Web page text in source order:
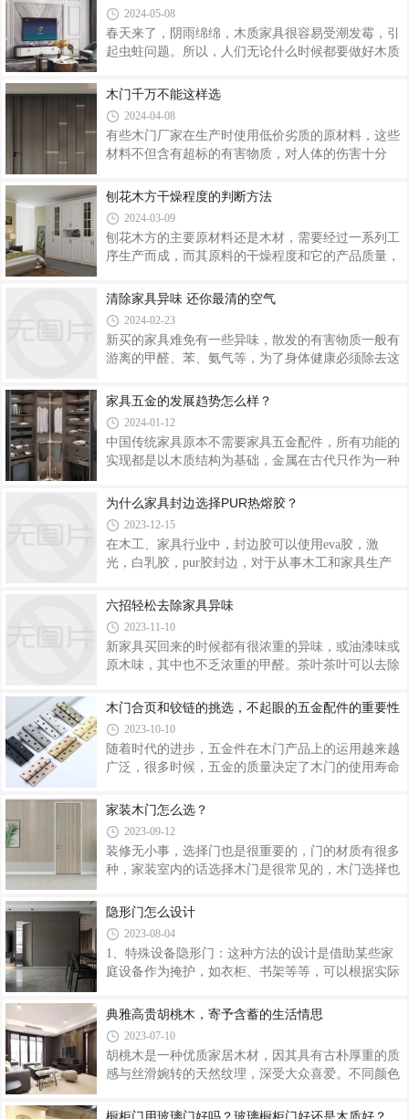
将水拧干。还可加装一层纱帘，在不遮挡阳光的同
艺、环保等方面进行了全方位的改进升级，板材性能
更加稳定！我们常见的颗粒板原料主要有杨木、桉
木、松木等，优质的颗粒板原料会采用以上原木，而
材边角料、锯末、树枝混合等，质量难以保证。我们
甄选优质原生料，五层结构定向铺装，物理性能更优
2024-05-08
春天来了，阴雨绵绵，木质家具很容易受潮发霉，引
起虫蛀问题。所以，人们无论什么时候都要做好木质
家具防虫大法吧！三招搞定木质家具虫蛀老化木质油
虫胶漆或清漆等涂料，对木质家具进行涂刷，使其彻
底与蛀虫隔绝，达到防蛀的目的。但是，要注意的
是：在涂刷时，木质家具的任何一个地方都要涂刷均
被虫蛀害时，可用敌敌畏和水以1∶5的比例配成药
液，用喷雾器全面喷射，让药液渗入家具内，要连
木门千万不能这样选
2024-04-08
有些木门厂家在生产时使用低价劣质的原材料，这些
材料不但含有超标的有害物质，对人体的伤害十分
挑选产品的时候闻到刺激性气味，有些商家会故意说
一定的气味，但并非这种刺激性强烈的气味，这样的
情况只能表明这套木门的甲醛含量严重超标，对身体
的危害很大，一般不推荐购买，一定要选购环保木
们的里面装饰，但市场上木门品牌繁多、工艺种类多
样，功能性选择多多，消费者如何选购木门产品，
刨花木方干燥程度的判断方法
2024-03-09
刨花木方的主要原材料还是木材，需要经过一系列工
序生产而成，而其原料的干燥程度和它的产品质量，
燥程度呢？可以称重量，这是直观鉴别木材干燥程度
重。然后的话，可以用手触摸感受木材的温度是简单
的鉴别方法，含水量比较多的木材摸起来会有冰凉的
感觉，而相对干燥的木材就不会有这种感觉。另外，
而与之相反的材料则会显得比较干脆，希望这些鉴别
方法会对您有所帮助。
清除家具异味 还你最清的空气
2024-02-23
新买的家具难免有一些异味，散发的有害物质一般有
游离的甲醛、苯、氨气等，为了身体健康必须除去这
通家具的异味主要是家具在制作加工的过程中所使用
挥发性物质带来的异味，保持房屋的通风既是对本身
房屋好环境的营造也是消除异味的有效办法。家具清
除异味方法二：房间可摆菠萝清除异味可买些菠萝在
是粗纤维类水果，既可起到吸收油漆味又可达到散发
菠萝的清香味道、加快清除异味的速度，起到
家具五金的发展趋势怎么样？
2024-01-12
中国传统家具原本不需要家具五金配件，所有功能的
实现都是以木质结构为基础，金属在古代只作为一种
（主要是木箱，柜体锁扣、包边，合页等）实现了简
金配件才开始在家具中大量使用，经过近30年的发
展，家具五金配件在家具中的作用也越来越重要，人
们对家具的品质关注也开始从板材、环保慢慢转向了
对新居装饰的高标准，对家具五金也提出了更高的要
求：外形美观，突出个性，更多地反映时代特征和
为什么家具封边选择PUR热熔胶？
2023-12-15
在木工、家具行业中，封边胶可以使用eva胶，激
光，白乳胶，pur胶封边，对于从事木工和家具生产
胶等水性胶，气味大， 含苯，对人体损害大；而且易
符合环保要求标准的热熔胶进行粘合，是可以避免这
些问题。 封边热熔胶种类繁多，大多数的热熔胶都是
需要加热操作，贴合后可以再加热使用，是可逆的。
贴合后会和空气里的湿气反应，反应完后就不可逆
(即加热也不会融化)。所以 PUR 热熔胶更耐高温和
六招轻松去除家具异味
2023-11-10
新家具买回来的时候都有很浓重的异味，或油漆味或
原木味，其中也不乏浓重的甲醛。茶叶茶叶可以去除
到各个房间，等到水冷的时候再加，这样反复的操
使用把喝过的隔夜茶叶晾干后放进衣柜等家具中，能
去除甲醛的异味。绿植像吊兰、文竹、君子兰、万年
青、仙人掌、龟背竹、常青藤等绿植都能效的吸收毒
物，它们自身能释放出一种清新的气体，让人精神愉
悦，非常适合用来去除新家具味道。食醋可以使
木门合页和铰链的挑选，不起眼的五金配件的重要性
2023-10-10
随着时代的进步，五金件在木门产品上的运用越来越
广泛，很多时候，五金的质量决定了木门的使用寿命
门五金件前，一定要做好相应的功课。 别看木门
着至关重要的作用，决定木门使用是否便利依靠的就
是这些小个头的五金件，所以挑选五金件一定不能马
虎。这里面要看两个重点――合页和滑轨。 木门
次，合页不但要衔接柜体的门板，还独自承受门板的
重量，优质的合页会在门板负重十几公斤的情况
家装木门怎么选？
2023-09-12
装修无小事，选择门也是很重要的，门的材质有很多
种，家装室内的话选择木门是很常见的，木门选择也
里面可是有不少学问的，下面就来为大家讲解一番，
量木门据专家介绍，辨别木门质量，首先是敲击、掂
量。门内的填充物一般分为实心和部分实心，实心的
填充物肯定重，价格也就贵;而部分实心相对轻，价格
物，这种木门环保堪忧。所以作为消费者，要养成购
买品牌产品的习惯。第二招：检查“密封条”
隐形门怎么设计
2023-08-04
1、特殊设备隐形门：这种方法的设计是借助某些家
庭设备作为掩护，如衣柜、书架等等，可以根据实际
去动，但主人知道转动书架却进入到另外一个空间，
等等设备作为隐形门的掩护。2、以色彩或者花纹为
依托的隐形门设计：这种方式也常常用到，例子是墙
体整体的颜色与门的颜色相统一、相融合，或者在花
典雅高贵胡桃木，寄予含蓄的生活情思
2023-07-10
胡桃木是一种优质家居木材，因其具有古朴厚重的质
感与丝滑婉转的天然纹理，深受大众喜爱。不同颜色
桃何当共剪西窗烛，却话巴山夜雨时。巴山夜雨自古